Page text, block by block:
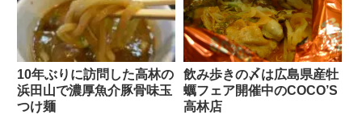
10年ぶりに訪問した高林の
浜田山で濃厚魚介豚骨味玉
つけ麺
飲み歩きの〆は広島県産牡
蠣フェア開催中のCOCO’S
高林店